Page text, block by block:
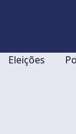
Eleições